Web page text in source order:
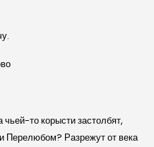
то корысти застолбят,
Перелюбом? Разрежут от века